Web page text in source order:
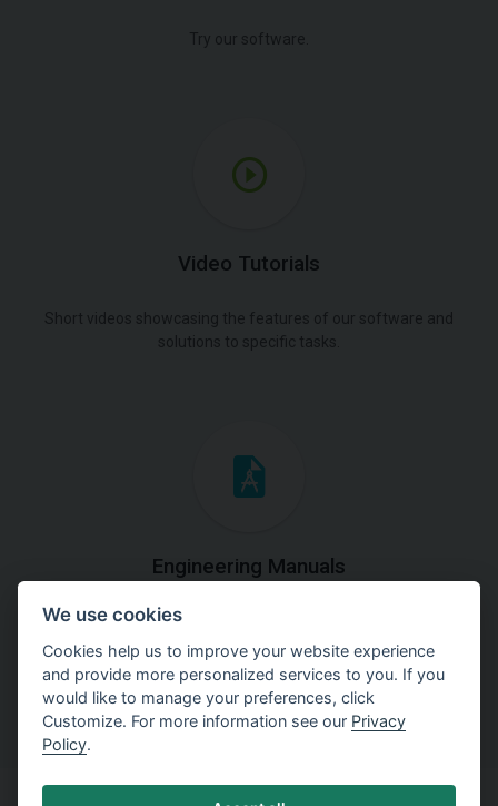
Try our software.
Video Tutorials
Short videos showcasing the features of our software and
solutions to specific tasks.
Engineering Manuals
Step by steps guides on how
to solve a specific tasks.
We use cookies
Cookies help us to improve your website experience
and provide more personalized services to you. If you
would like to manage your preferences, click
Customize. For more information see our Privacy
Policy.